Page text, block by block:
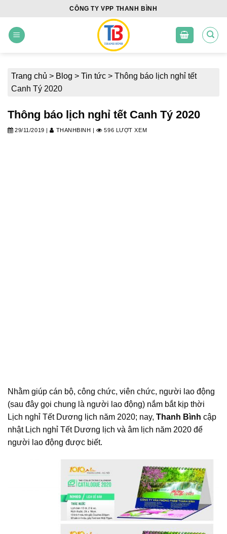
content
CÔNG TY VPP THANH BÌNH
Trang chủ > Blog > Tin tức > Thông báo lịch nghỉ tết
Canh Tý 2020
Thông báo lịch nghỉ tết Canh Tý 2020
29/11/2019 | THANHBINH | 596 LƯỢT XEM
Nhằm giúp cán bộ, công chức, viên chức, người lao động
(sau đây gọi chung là người lao động) nắm bắt kịp thời
Lịch nghỉ Tết Dương lịch năm 2020; nay, Thanh Bình cập
nhật Lịch nghỉ Tết Dương lịch và âm lịch năm 2020 để
người lao động được biết.